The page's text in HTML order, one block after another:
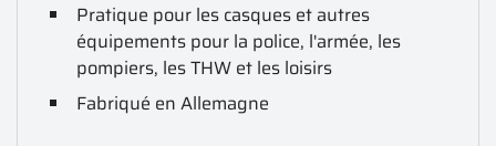
Pratique pour les casques et autres
équipements pour la police, l'armée, les
pompiers, les THW et les loisirs
Fabriqué en Allemagne